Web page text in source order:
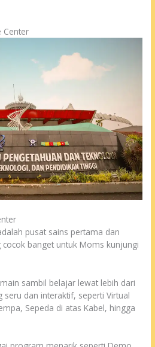
Center
pusat sains pertama dan
banget untuk Moms kunjungi
sambil belajar lewat lebih dari
seru dan interaktif, seperti Virtual
Sepeda di atas Kabel, hingga